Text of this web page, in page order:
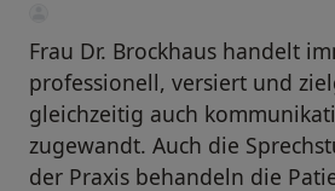
Frau Dr. Brockhaus handelt
professionell, versiert und
gleichzeitig auch
zugewandt. Auch die
der Praxis behandeln die